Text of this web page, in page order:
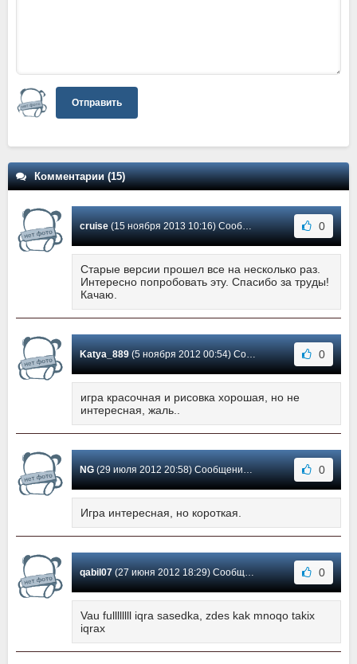
Отправить
Комментарии (15)
cruise(15 ноября 2013 10:16) Сообщение #15 0
Старые версии прошел все на несколько раз.
Интересно попробовать эту. Спасибо за труды!
Качаю.
Katya_889(5 ноября 2012 00:54) Сообщение #14 0
игра красочная и рисовка хорошая, но не
интересная, жаль..
NG(29 июля 2012 20:58) Сообщение #13 0
Игра интересная, но короткая.
qabil07(27 июня 2012 18:29) Сообщение #12 0
Vau fullllllll iqra sasedka, zdes kak mnoqo takix
iqrax